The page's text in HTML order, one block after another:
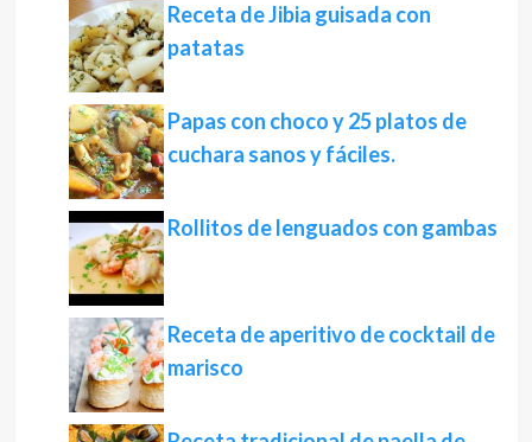
Receta de Jibia guisada con
patatas
Papas con choco y 25 platos de
cuchara sanos y fáciles.
Rollitos de lenguados con gambas
Receta de aperitivo de cocktail de
marisco